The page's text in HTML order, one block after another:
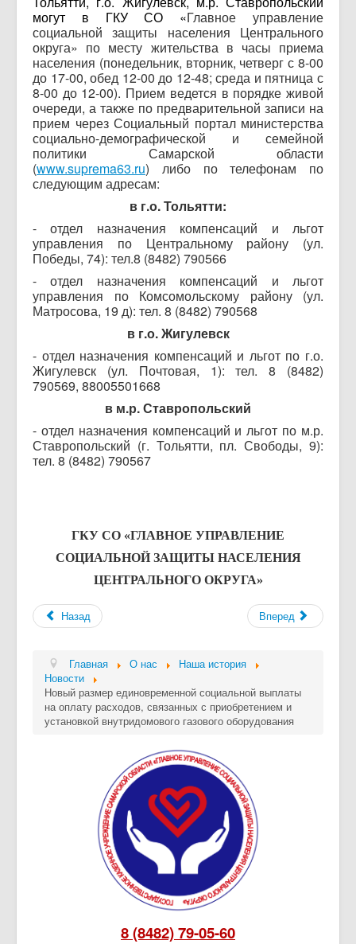
могут в ГКУ СО «Главное управление
социальной защиты населения Центрального
округа» по месту жительства в часы приема
населения (понедельник, вторник, четверг с 8-00
до 17-00, обед 12-00 до 12-48; среда и пятница с
8-00 до 12-00). Прием ведется в порядке живой
очереди, а также по предварительной записи на
прием через Социальный портал министерства
социально-демографической и семейной
политики Самарской области
(www.suprema63.ru) либо по телефонам по
следующим адресам:
в г.о. Тольятти:
- отдел назначения компенсаций и льгот
управления по Центральному району (ул.
Победы, 74): тел.8 (8482) 790566
- отдел назначения компенсаций и льгот
управления по Комсомольскому району (ул.
Матросова, 19 д): тел. 8 (8482) 790568
в г.о. Жигулевск
- отдел назначения компенсаций и льгот по г.о.
Жигулевск (ул. Почтовая, 1): тел. 8 (8482)
790569, 88005501668
в м.р. Ставропольский
- отдел назначения компенсаций и льгот по м.р.
Ставропольский (г. Тольятти, пл. Свободы, 9):
тел. 8 (8482) 790567
ГКУ СО «ГЛАВНОЕ УПРАВЛЕНИЕ
СОЦИАЛЬНОЙ ЗАЩИТЫ НАСЕЛЕНИЯ
ЦЕНТРАЛЬНОГО ОКРУГА»
Назад Вперед
Главная О нас
Наша история
Новости
Новый размер единовременной социальной выплаты
на оплату расходов, связанных с приобретением и
установкой внутридомового газового оборудования
8 (8482) 79-05-60